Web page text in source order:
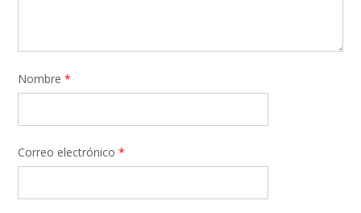
Nombre *
Correo electrónico *